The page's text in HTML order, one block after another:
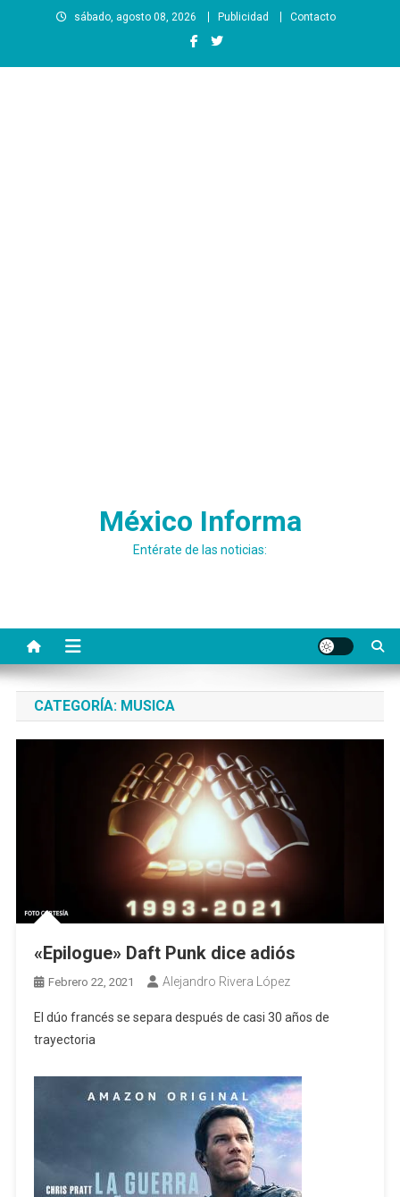
sábado, agosto 08, 2026 Publicidad Contacto
México Informa
Entérate de las noticias:
CATEGORÍA: MUSICA
«Epilogue» Daft Punk dice adiós
Febrero 22, 2021 Alejandro Rivera López
El dúo francés se separa después de casi 30 años de
trayectoria